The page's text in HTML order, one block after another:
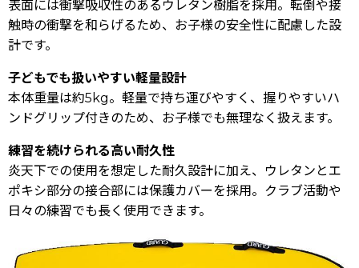
表面には衝撃吸収性のあるウレタン樹脂を採用。転倒や接
触時の衝撃を和らげるため、お子様の安全性に配慮した設
計です。
子どもでも扱いやすい軽量設計
本体重量は約5kg。軽量で持ち運びやすく、握りやすいハ
ンドグリップ付きのため、お子様でも無理なく扱えます。
練習を続けられる高い耐久性
炎天下での使用を想定した耐久設計に加え、ウレタンとエ
ポキシ部分の接合部には保護カバーを採用。クラブ活動や
日々の練習でも長く使用できます。